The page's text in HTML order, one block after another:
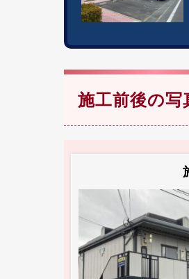
施工前後の写